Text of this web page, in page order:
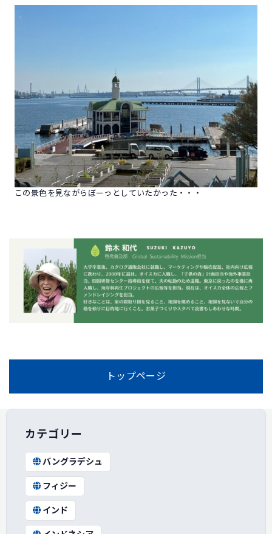
この景色を見ながらぼーっとしていたかった・・・
トップページ
カテゴリー
バングラデシュ
フィジー
インド